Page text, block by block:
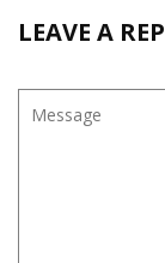
LEAVE A